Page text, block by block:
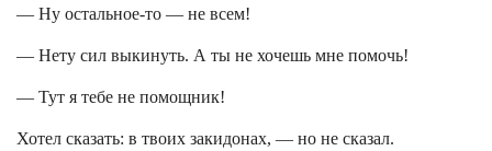
— Ну остальное-то — не всем!
— Нету сил выкинуть. А ты не хочешь мне помочь!
— Тут я тебе не помощник!
Хотел сказать: в твоих закидонах, — но не сказал.